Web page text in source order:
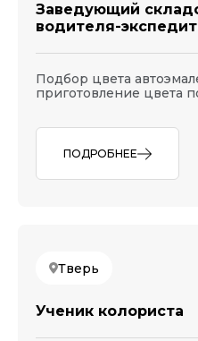
Заведующий
водителя-
Подбор цвета
приготовление цвета
ПОДРОБНЕЕ
Тверь
Ученик колориста